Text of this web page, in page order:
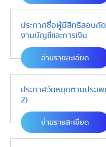
ประกาศชื่อผู้มีสิทธิสอบคั
งานบัญชีและการเงิน
อ่านรายละเอียด
ประกาศวันหยุดตามประ
2)
อ่านรายละเอียด